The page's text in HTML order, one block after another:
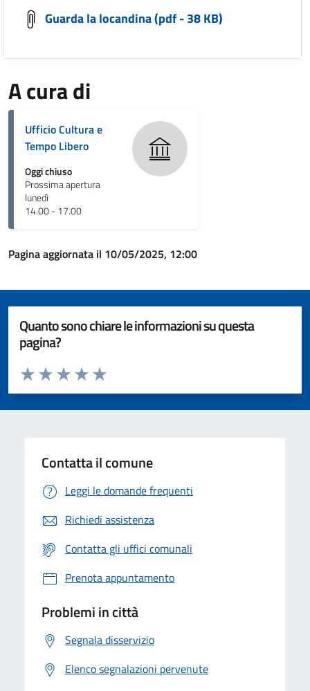
Guarda la locandina (pdf - 38 KB)
A cura di
Ufficio Cultura e
Tempo Libero
Oggi chiuso
Prossima apertura
lunedì
14.00 - 17.00
Pagina aggiornata il 10/05/2025, 12:00
Quanto sono chiare le informazioni su questa
pagina?
Valuta da 1 a 5 stelle la pagina
Valuta 5 stelle su 5
Valuta 4 stelle su 5
Valuta 3 stelle su 5
Valuta 2 stelle su 5
Valuta 1 stelle su 5
Contatta il comune
Leggi le domande frequenti
Richiedi assistenza
Contatta gli uffici comunali
Prenota appuntamento
Problemi in città
Segnala disservizio
Elenco segnalazioni pervenute